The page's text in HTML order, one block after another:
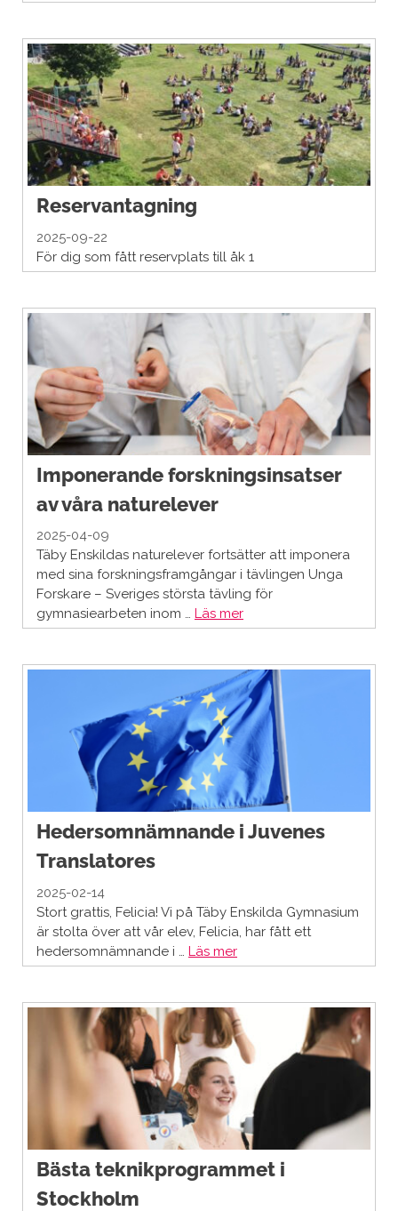
Reservantagning
2025-09-22
För dig som fått reservplats till åk 1
Imponerande forskningsinsatser
av våra naturelever
2025-04-09
Täby Enskildas naturelever fortsätter att imponera
med sina forskningsframgångar i tävlingen Unga
Forskare – Sveriges största tävling för
gymnasiearbeten inom … Läs mer
Hedersomnämnande i Juvenes
Translatores
2025-02-14
Stort grattis, Felicia! Vi på Täby Enskilda Gymnasium
är stolta över att vår elev, Felicia, har fått ett
hedersomnämnande i … Läs mer
Bästa teknikprogrammet i
Stockholm